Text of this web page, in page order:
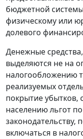
бюджетной
физическому или
долевого
Денежные
выделяются не на
налогообложению
реализуемых
покрытие убытков,
населению льгот
включаться в